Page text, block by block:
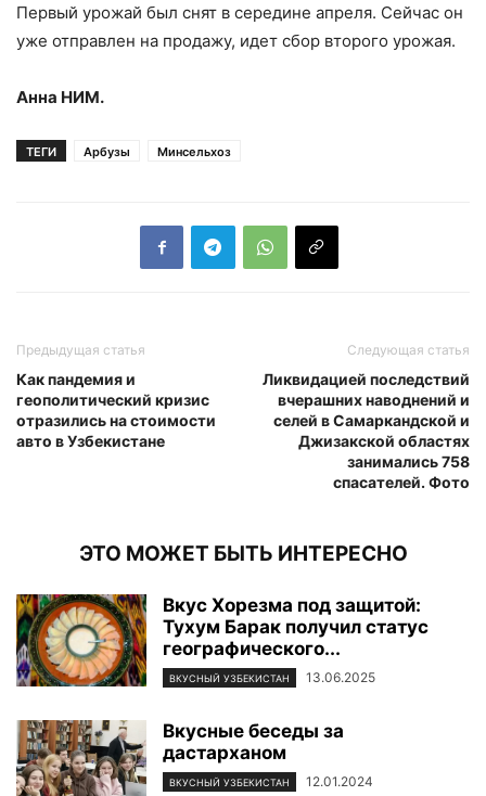
Первый урожай был снят в середине апреля. Сейчас он
уже отправлен на продажу, идет сбор второго урожая.
Анна НИМ.
ТЕГИ Арбузы Минсельхоз
Предыдущая статья
Как пандемия и
геополитический кризис
отразились на стоимости
авто в Узбекистане
Следующая статья
Ликвидацией последствий
вчерашних наводнений и
селей в Самаркандской и
Джизакской областях
занимались 758
спасателей. Фото
ЭТО МОЖЕТ БЫТЬ ИНТЕРЕСНО
Вкус Хорезма под защитой:
Тухум Барак получил статус
географического...
ВКУСНЫЙ УЗБЕКИСТАН 13.06.2025
Вкусные беседы за
дастарханом
ВКУСНЫЙ УЗБЕКИСТАН 12.01.2024